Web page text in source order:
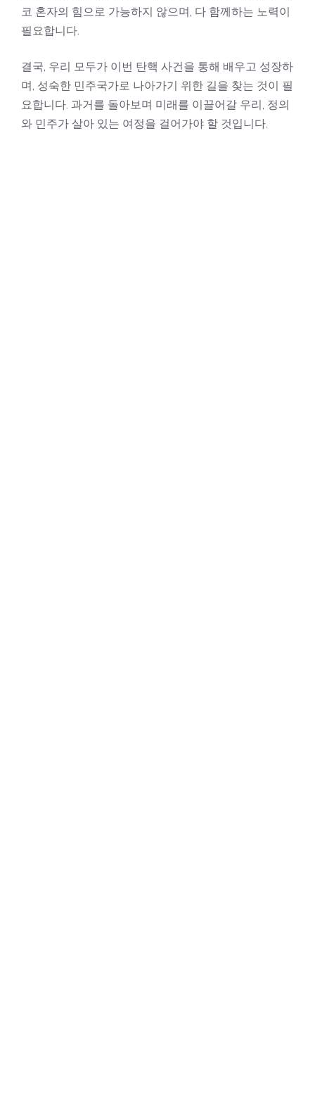
코 혼자의 힘으로 가능하지 않으며, 다 함께하는 노력이
필요합니다.
결국, 우리 모두가 이번 탄핵 사건을 통해 배우고 성장하
며, 성숙한 민주국가로 나아가기 위한 길을 찾는 것이 필
요합니다. 과거를 돌아보며 미래를 이끌어갈 우리, 정의
와 민주가 살아 있는 여정을 걸어가야 할 것입니다.